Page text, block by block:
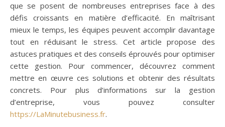
que se posent de nombreuses entreprises face à des
défis croissants en matière d’efficacité. En maîtrisant
mieux le temps, les équipes peuvent accomplir davantage
tout en réduisant le stress. Cet article propose des
astuces pratiques et des conseils éprouvés pour optimiser
cette gestion. Pour commencer, découvrez comment
mettre en œuvre ces solutions et obtenir des résultats
concrets. Pour plus d’informations sur la gestion
d’entreprise, vous pouvez consulter
https://LaMinutebusiness.fr.